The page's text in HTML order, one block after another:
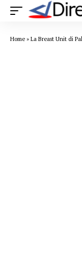
Home » La Breast Unit di